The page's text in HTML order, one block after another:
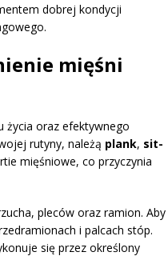
dobrej kondycji
mięśni
życia oraz efektywnego
rutyny, należą plank, sit-
mięśniowe, co przyczynia
pleców oraz ramion. Aby
i palcach stóp.
się przez określony